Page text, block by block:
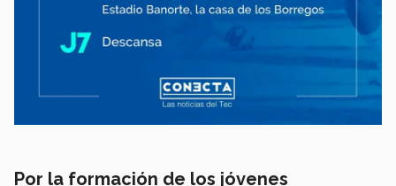
Por la formación de los jóvenes